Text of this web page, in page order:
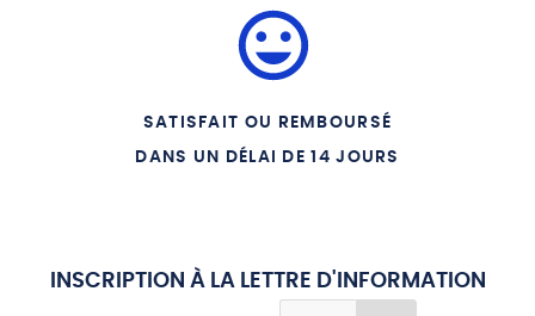
SATISFAIT OU REMBOURSÉ
DANS UN DÉLAI DE 14 JOURS
INSCRIPTION À LA LETTRE D'INFORMATION